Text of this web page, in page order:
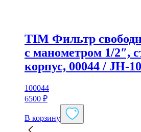
TIM Фильтр
с манометром 1/2″,
корпус, 00044 / JH-
100044
6500 ₽
В корзину